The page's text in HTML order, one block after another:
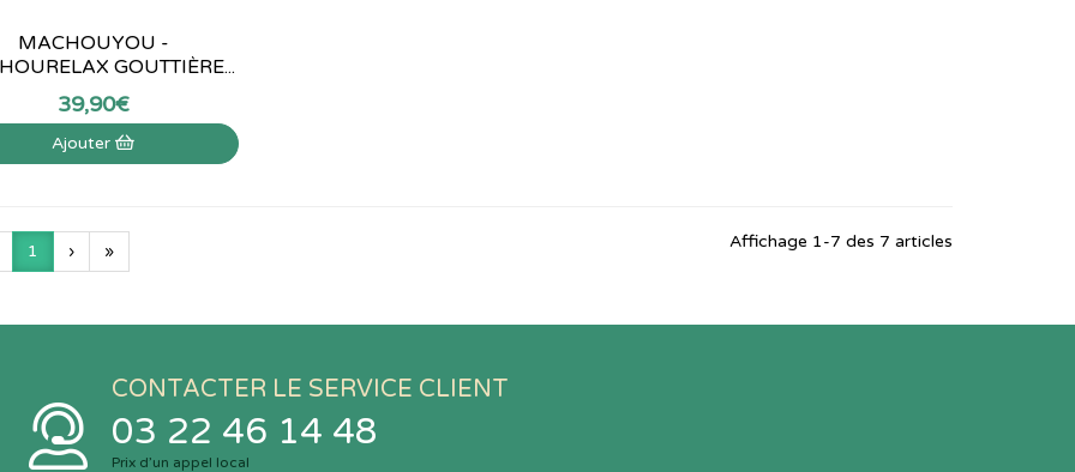
MACHOUYOU -
GOUTTIÈRE...
39,90€
Ajouter
1 › » Affichage 1-7 des 7 articles
CONTACTER LE SERVICE CLIENT
03 22 46 14 48
Prix d’un appel local